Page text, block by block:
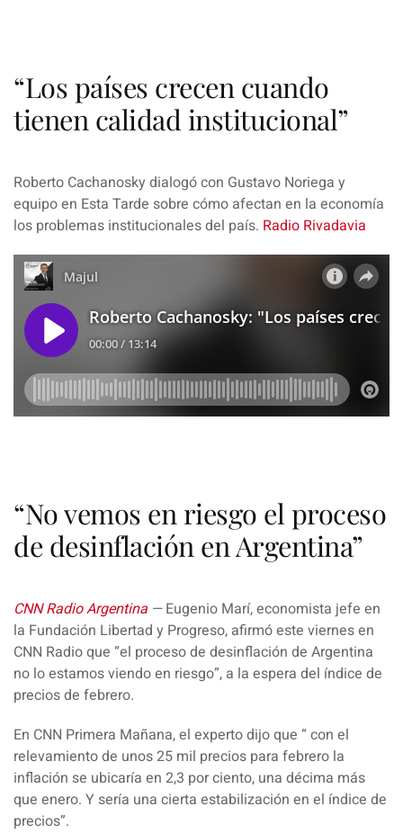
“Los países crecen cuando
tienen calidad institucional”
Roberto Cachanosky dialogó con Gustavo Noriega y
equipo en Esta Tarde sobre cómo afectan en la economía
los problemas institucionales del país. Radio Rivadavia
“No vemos en riesgo el proceso
de desinflación en Argentina”
CNN Radio Argentina —Eugenio Marí, economista jefe en
la Fundación Libertad y Progreso, afirmó este viernes en
CNN Radio que “el proceso de desinflación de Argentina
no lo estamos viendo en riesgo”, a la espera del índice de
precios de febrero.
En CNN Primera Mañana, el experto dijo que “ con el
relevamiento de unos 25 mil precios para febrero la
inflación se ubicaría en 2,3 por ciento, una décima más
que enero. Y sería una cierta estabilización en el índice de
precios”.